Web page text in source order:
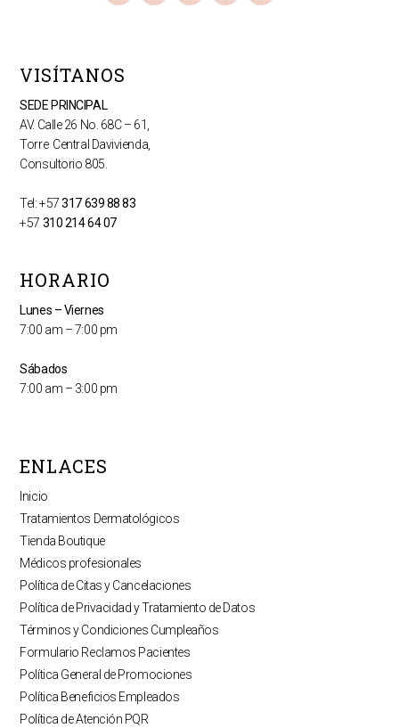
s
r
a
k
c
a
v
VISÍTANOS
SEDE PRINCIPAL
AV. Calle 26 No. 68C – 61,
Torre Central Davivienda,
Consultorio 805.
Tel: +57317 639 88 83
+57 310 214 64 07
HORARIO
Lunes – Viernes
7:00 am – 7:00 pm
Sábados
7:00 am – 3:00 pm
ENLACES
Inicio
Tratamientos Dermatológicos
Tienda Boutique
Médicos profesionales
Política de Citas y Cancelaciones
Política de Privacidad y Tratamiento de Datos
Términos y Condiciones Cumpleaños
Formulario Reclamos Pacientes
Política General de Promociones
Política Beneficios Empleados
Política de Atención PQR